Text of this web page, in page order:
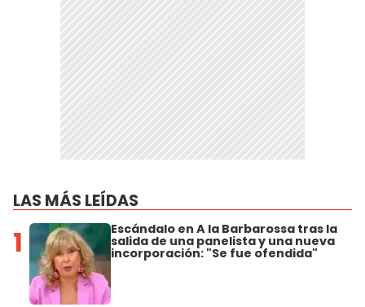
LAS MÁS LEÍDAS
1 Escándalo en A la Barbarossa tras la
salida de una panelista y una nueva
incorporación: "Se fue ofendida"